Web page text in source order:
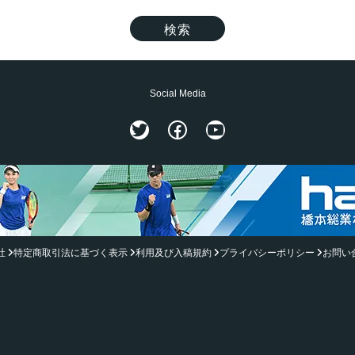
Social Media
TwitterFacebook
YouTube
特定商取引法に基づく表示 利用及び入稿規約 プライバシーポリシー お問い